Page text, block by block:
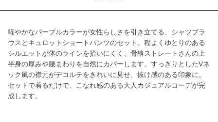
軽やかなパープルカラーが女性らしさを引き立てる、シャツブラ
ウスとキュロットショートパンツのセット。程よくゆとりのある
シルエットが体のラインを拾いにくく、骨格ストレートさんの上
半身の厚みや腰まわりを自然にカバーします。すっきりとしたVネ
ック風の襟元がデコルテをきれいに見せ、抜け感のある印象に。
セットで着るだけで、こなれ感のある大人カジュアルコーデが完
成します。